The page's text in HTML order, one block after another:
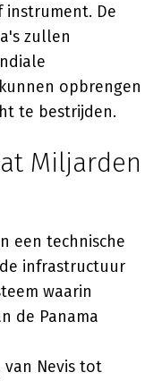
instrument. De
zullen
opbrengen
te bestrijden.
Miljarden
een technische
infrastructuur
waarin
de Panama
Nevis tot